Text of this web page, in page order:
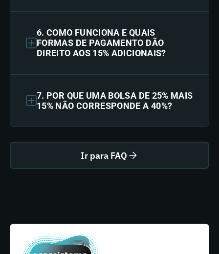
6. COMO FUNCIONA E QUAIS
FORMAS DE PAGAMENTO DÃO
DIREITO AOS 15% ADICIONAIS?
7. POR QUE UMA BOLSA DE 25% MAIS
15% NÃO CORRESPONDE A 40%?
Ir para FAQ